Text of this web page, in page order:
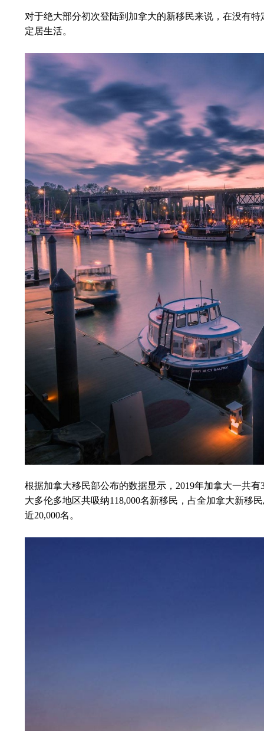
对于绝大部分初次登陆到加拿大的新移民来说，在没有
定居生活。
根据加拿大移民部公布的数据显示，2019年加拿大一共
大多伦多地区共吸纳118,000名新移民，占全加拿大新移
近20,000名。